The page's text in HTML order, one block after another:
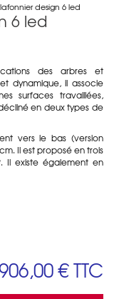
design 6 led
6 led
des arbres et
dynamique, il associe
surfaces travaillées,
en deux types de
vers le bas (version
Il est proposé en trois
Il existe également en
€TTC